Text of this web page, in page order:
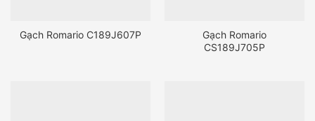
Gạch Romario C189J607P
Gạch Romario
CS189J705P